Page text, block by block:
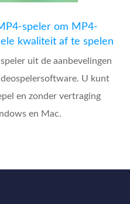
speler om MP4-
kwaliteit af te spelen
uit de aanbevelingen
U kunt
en zonder vertraging
en Mac.